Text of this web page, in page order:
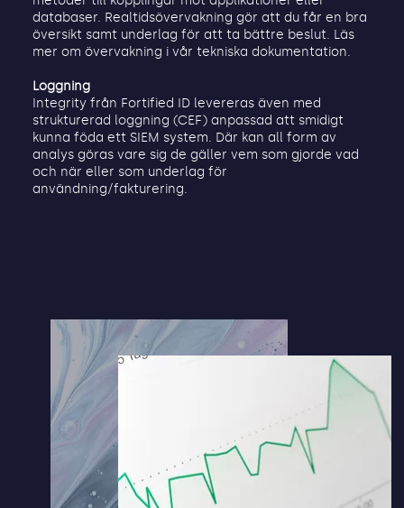
databaser. Realtidsövervakning gör att du får en bra
översikt samt underlag för att ta bättre beslut. Läs
mer om övervakning i vår tekniska dokumentation.
Loggning
Integrity från Fortified ID levereras även med
strukturerad loggning (CEF) anpassad att smidigt
kunna föda ett SIEM system. Där kan all form av
analys göras vare sig de gäller vem som gjorde vad
och när eller som underlag för
användning/fakturering.